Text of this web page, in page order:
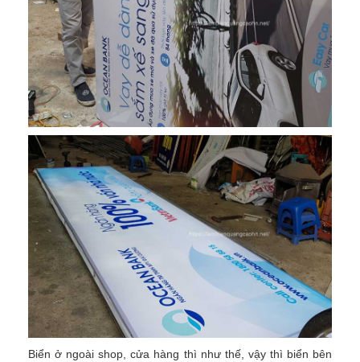
Biển ở ngoài shop, cửa hàng thì như thế, vậy thì biển bên